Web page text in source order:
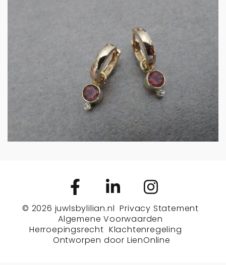
met aardbeik…
€550.00
IN WINKELMAND
© 2026 juwlsbylilian.nl Privacy Statement
Algemene Voorwaarden
Herroepingsrecht Klachtenregeling
Ontworpen door LienOnline